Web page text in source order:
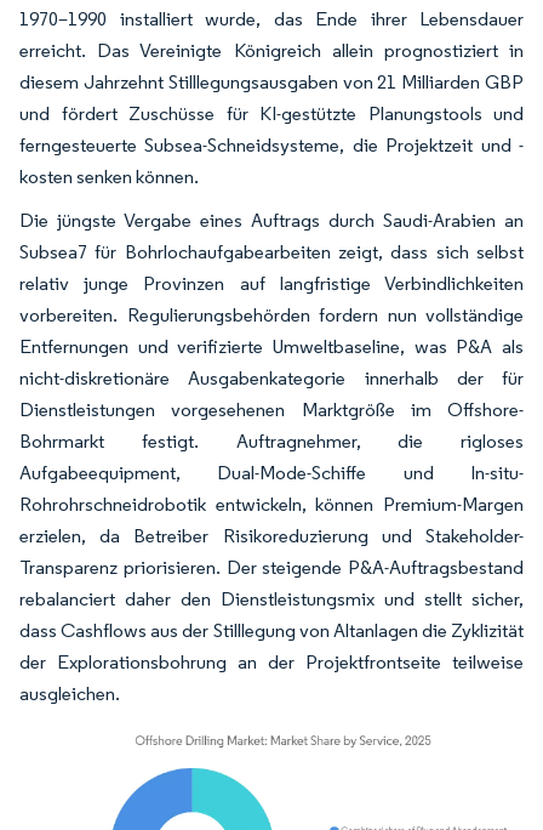
1970–1990 installiert wurde, das Ende ihrer Lebensdauer
erreicht. Das Vereinigte Königreich allein prognostiziert in
diesem Jahrzehnt Stilllegungsausgaben von 21 Milliarden GBP
und fördert Zuschüsse für KI-gestützte Planungstools und
ferngesteuerte Subsea-Schneidsysteme, die Projektzeit und -
kosten senken können.
Die jüngste Vergabe eines Auftrags durch Saudi-Arabien an
Subsea7 für Bohrlochaufgabearbeiten zeigt, dass sich selbst
relativ junge Provinzen auf langfristige Verbindlichkeiten
vorbereiten. Regulierungsbehörden fordern nun vollständige
Entfernungen und verifizierte Umweltbaseline, was P&A als
nicht-diskretionäre Ausgabenkategorie innerhalb der für
Dienstleistungen vorgesehenen Marktgröße im Offshore-
Bohrmarkt festigt. Auftragnehmer, die rigloses
Aufgabeequipment, Dual-Mode-Schiffe und In-situ-
Rohrohrschneidrobotik entwickeln, können Premium-Margen
erzielen, da Betreiber Risikoreduzierung und Stakeholder-
Transparenz priorisieren. Der steigende P&A-Auftragsbestand
rebalanciert daher den Dienstleistungsmix und stellt sicher,
dass Cashflows aus der Stilllegung von Altanlagen die Zyklizität
der Explorationsbohrung an der Projektfrontseite teilweise
ausgleichen.